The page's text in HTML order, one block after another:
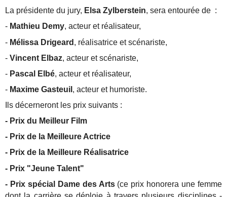
La présidente du jury, Elsa Zylberstein, sera entourée de :
- Mathieu Demy, acteur et réalisateur,
- Mélissa Drigeard , réalisatrice et scénariste,
-Vincent Elbaz, acteur et scénariste,
- Pascal Elbé, acteur et réalisateur,
- Maxime Gasteuil , acteur et humoriste.
Ils décerneront les prix suivants :
- Prix du Meilleur Film
- Prix de la Meilleure Actrice
- Prix de la Meilleure Réalisatrice
- Prix "Jeune Talent"
- Prix spécial Dame des Arts(ce prix honorera une femme